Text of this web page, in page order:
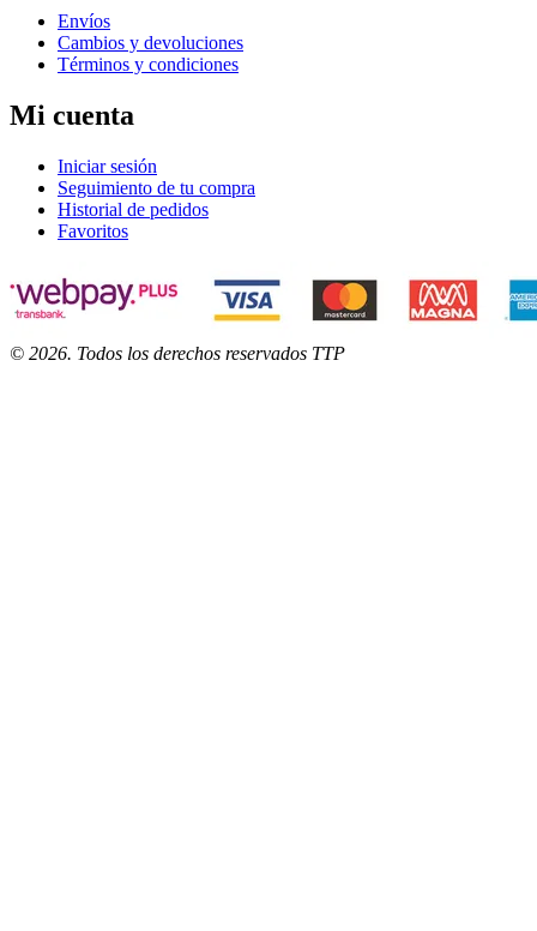
Envíos
Cambios y devoluciones
Términos y condiciones
Mi cuenta
Iniciar sesión
Seguimiento de tu compra
Historial de pedidos
Favoritos
© 2026. Todos los derechos reservados TTP